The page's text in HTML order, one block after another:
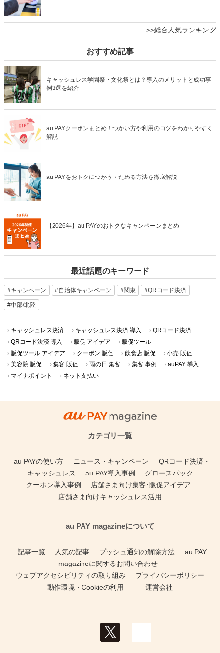
>>総合人気ランキング
おすすめ記事
キャッシュレス学園祭・文化祭とは？導入のメリットと成功事
例3選を紹介
au PAYクーポンまとめ！つかい方や利用のコツをわかりやすく
解説
au PAYをおトクにつかう・ためる方法を徹底解説
【2026年】au PAYのおトクなキャンペーンまとめ
最近話題のキーワード
#キャンペーン #自治体キャンペーン #関東 #QRコード決済
#中部/北陸
キャッシュレス決済 キャッシュレス決済 導入
QRコード決済
QRコード決済 導入
販促 アイデア
販促ツール
販促ツール アイデア
クーポン 販促 飲食店 販促
小売 販促
美容院 販促
集客 販促 雨の日 集客 集客 事例
auPAY 導入
マイナポイント
ネット支払い
カテゴリ一覧
au PAYの使い方 ニュース・キャンペーン
QRコード決済・
キャッシュレス
au PAY導入事例
グロースパック
クーポン導入事例
店舗さま向け集客･販促アイデア
店舗さま向けキャッシュレス活用
au PAY magazineについて
記事一覧 人気の記事 プッシュ通知の解除方法
au PAY
magazineに関するお問い合わせ
ウェブアクセシビリティの取り組み
プライバシーポリシー
動作環境・Cookieの利用
運営会社